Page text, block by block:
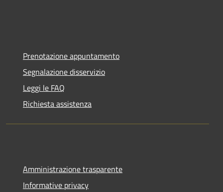
Prenotazione appuntamento
Segnalazione disservizio
Leggi le FAQ
Richiesta assistenza
Amministrazione trasparente
Informative privacy